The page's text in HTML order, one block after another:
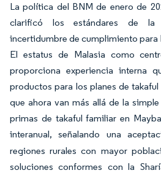
La política del BNM de enero de
clarificó los estándares de la
incertidumbre de cumplimiento para
El estatus de Malasia como
proporciona experiencia interna
productos para los planes de
que ahora van más allá de la
primas de takaful familiar en
interanual, señalando una
regiones rurales con mayor
soluciones conformes con la